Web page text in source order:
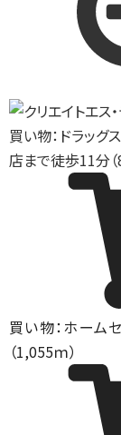
買い物：ドラッグ
店まで徒歩11分（
買い物：ホーム
（1,055ｍ）